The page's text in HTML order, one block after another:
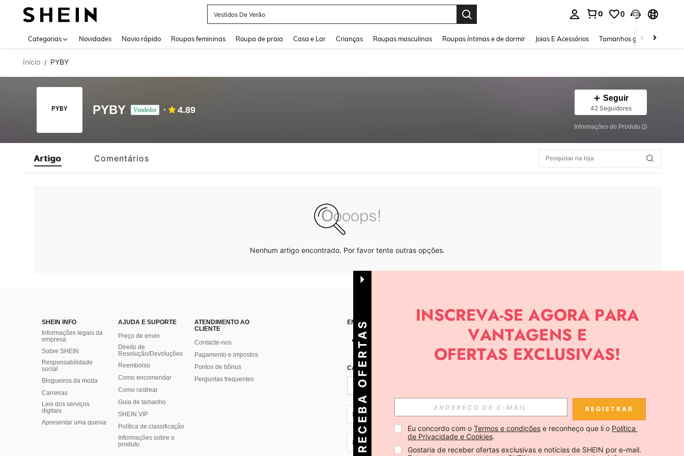
Vestidos De Verão
0 0
Categorias Novidades Navio rápido Roupas femininas Roupa de praia Casa e Lar Crianças Roupas masculinas Roupas íntimas e de dormir Joias E Acessórios Tamanhos grandes
Início / PYBY
PYBY Vendedor 4.89
Seguir
42 Seguidores
Informações do Produto
Artigo Comentários
Nenhum artigo encontrado. Por favor tente outras opções.
SHEIN INFO
Informações legais da
empresa
Sobre SHEIN
Responsabilidade
social
Blogueiros da moda
Carreiras
Leis dos serviços
digitais
Apresentar uma queixa
AJUDA E SUPORTE
Preço de envio
Direito de
Resolução/Devoluções
Reembolso
Como encomendar
Como rastrear
Guia de tamanho
SHEIN VIP
Política de classificação
​Informações sobre o
produto
ATENDIMENTO AO
CLIENTE
Contacte-nos
Pagamento e impostos
Pontos de bônus
Perguntas frequentes
ENCONTRE-NOS EM APP
CADASTRE-SE PARA RECEBER NOTÍCIAS SOBRE SHEIN.
PT + 351
PT + 351
R
E
C
E
B
A
O
E
R
T
A
S
D
I
Á REGISTRAR
Eu concordo com o Termos e condições e reconheço que li o Política
de Privacidade e Cookies.
Gostaria de receber ofertas exclusivas e notícias de SHEIN por e-mail.